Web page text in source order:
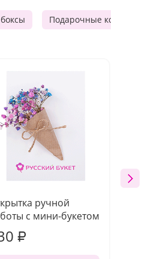
Подарочные корзины
ручной
с мини-букетом
₽